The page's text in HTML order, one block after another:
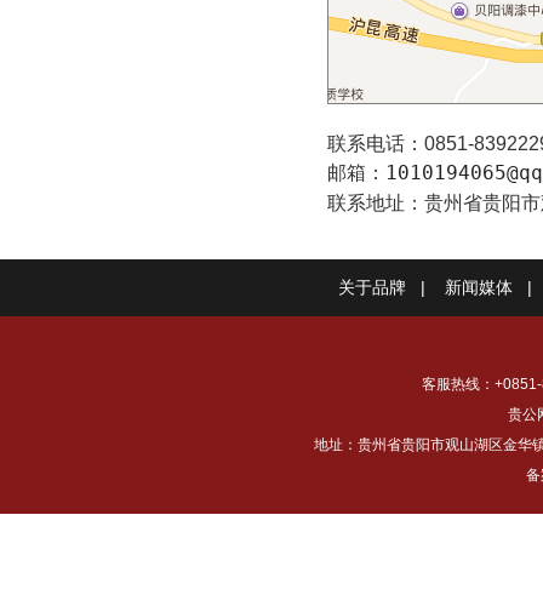
联系电话：0851-
邮箱：
联系地址： 贵州省贵阳
关于品牌 | 新闻媒体 |
客服热线：
贵公
地址：贵州省贵阳市观山湖区金华